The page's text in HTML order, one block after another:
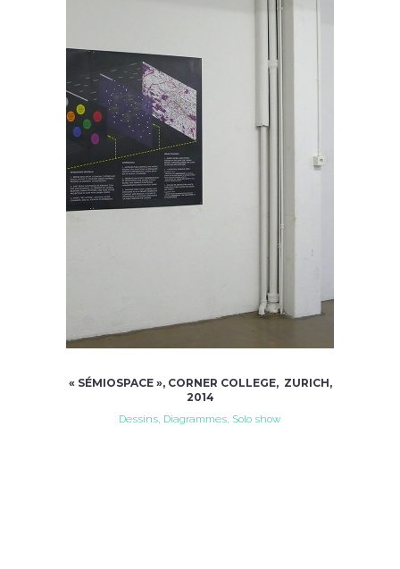
« SÉMIOSPACE », CORNER COLLEGE, ZURICH,
2014
Dessins, Diagrammes, Solo show